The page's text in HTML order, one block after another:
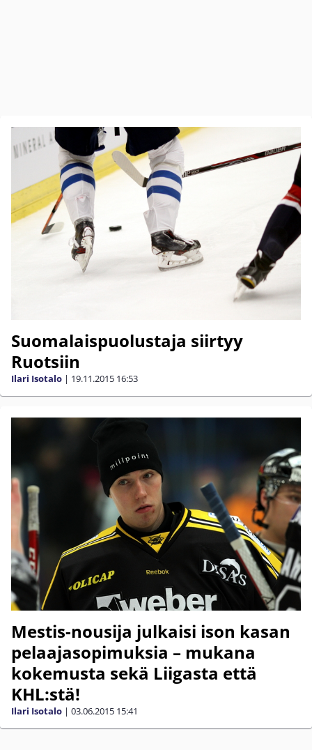
Suomalaispuolustaja siirtyy
Ruotsiin
Ilari Isotalo | 19.11.2015 16:53
Mestis-nousija julkaisi ison kasan
pelaajasopimuksia – mukana
kokemusta sekä Liigasta että
KHL:stä!
Ilari Isotalo | 03.06.2015 15:41